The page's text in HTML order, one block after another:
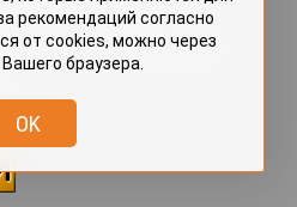
нештатными авторами
авторского права. Полное или
размещённых на портале
с письменного согласия редакции
.
рекомендаций согласно
от cookies, можно через
браузера.
OK